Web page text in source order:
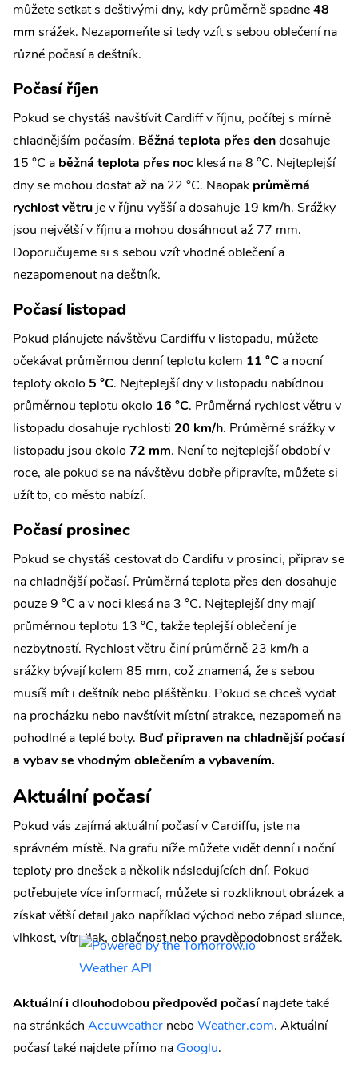
můžete setkat s deštivými dny, kdy průměrně spadne48
mm srážek. Nezapomeňte si tedy vzít s sebou oblečení na
různé počasí a deštník.
Počasí říjen
Pokud se chystáš navštívit Cardiff v říjnu, počítej s mírně
chladnějším počasím. Běžná teplota přes dendosahuje
15 °C a běžná teplota přes noc klesá na 8 °C. Nejteplejší
dny se mohou dostat až na 22 °C. Naopak průměrná
rychlost větru je v říjnu vyšší a dosahuje 19 km/h. Srážky
jsou největší v říjnu a mohou dosáhnout až 77 mm.
Doporučujeme si s sebou vzít vhodné oblečení a
nezapomenout na deštník.
Počasí listopad
Pokud plánujete návštěvu Cardiffu v listopadu, můžete
očekávat průměrnou denní teplotu kolem 11 °C a nocní
teploty okolo 5 °C. Nejteplejší dny v listopadu nabídnou
průměrnou teplotu okolo 16 °C. Průměrná rychlost větru v
listopadu dosahuje rychlosti 20 km/h. Průměrné srážky v
listopadu jsou okolo 72 mm. Není to nejteplejší období v
roce, ale pokud se na návštěvu dobře připravíte, můžete si
užít to, co město nabízí.
Počasí prosinec
Pokud se chystáš cestovat do Cardifu v prosinci, připrav se
na chladnější počasí. Průměrná teplota přes den dosahuje
pouze 9 °C a v noci klesá na 3 °C. Nejteplejší dny mají
průměrnou teplotu 13 °C, takže teplejší oblečení je
nezbytností. Rychlost větru činí průměrně 23 km/h a
srážky bývají kolem 85 mm, což znamená, že s sebou
musíš mít i deštník nebo pláštěnku. Pokud se chceš vydat
na procházku nebo navštívit místní atrakce, nezapomeň na
pohodlné a teplé boty. Buď připraven na chladnější počasí
a vybav se vhodným oblečením a vybavením.
Aktuální počasí
Pokud vás zajímá aktuální počasí v Cardiffu, jste na
správném místě. Na grafu níže můžete vidět denní i noční
teploty pro dnešek a několik následujících dní. Pokud
potřebujete více informací, můžete si rozkliknout obrázek a
získat větší detail jako například východ nebo západ slunce,
vlhkost, vítr, tlak, oblačnost nebo pravděpodobnost srážek.
Aktuální i dlouhodobou předpověď počasínajdete také
na stránkách Accuweather nebo Weather.com. Aktuální
počasí také najdete přímo na Googlu.